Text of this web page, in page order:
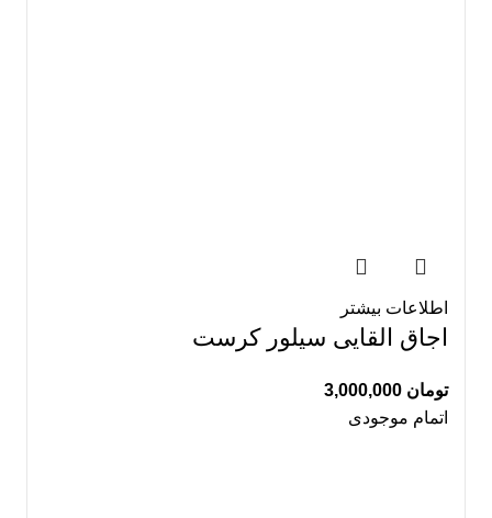
اطلاعات بیشتر
اجاق القایی سیلور کرست
تومان
اتمام موجودی